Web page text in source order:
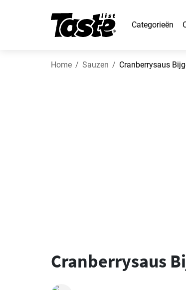
Categorieën
Home Sauzen Cranberrysaus
Cranberrysaus